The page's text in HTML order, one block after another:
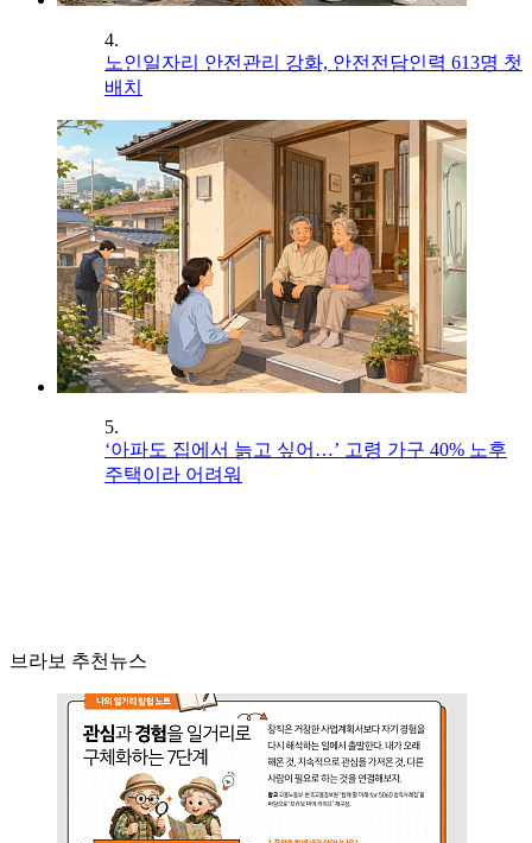
4.
노인일자리 안전관리 강화, 안전전담인력 613명 첫
배치
5.
‘아파도 집에서 늙고 싶어…’ 고령 가구 40% 노후
주택이라 어려워
브라보 추천뉴스